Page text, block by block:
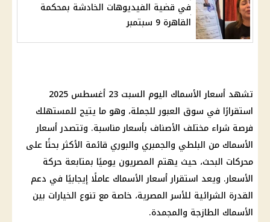
في قضية الفيديوهات الخادشة بمحكمة
القاهرة 9 سبتمبر
تشهد أسعار الأسماك اليوم السبت 23 أغسطس 2025
استقرارًا في سوق العبور للجملة، وهو ما يتيح للمستهلك
فرصة شراء مختلف الأصناف بأسعار مناسبة. وتتصدر أسعار
الأسماك من البلطي والجمبري والبوري قائمة الأكثر بحثًا على
محركات البحث، حيث يهتم المصريون يوميًا بمتابعة حركة
الأسعار. ويعد استقرار أسعار الأسماك عاملًا إيجابيًا في دعم
القدرة الشرائية للأسر المصرية، خاصة مع تنوع الخيارات بين
الأسماك الطازجة والمجمدة.